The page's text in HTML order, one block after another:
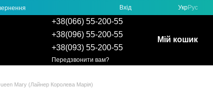
Вхід УкрРус
+38(066) 55-200-55
+38(096) 55-200-55
+38(093) 55-200-55
Передзвонити вам?
Мій кошик
Mary (Лайнер Королева Марія)